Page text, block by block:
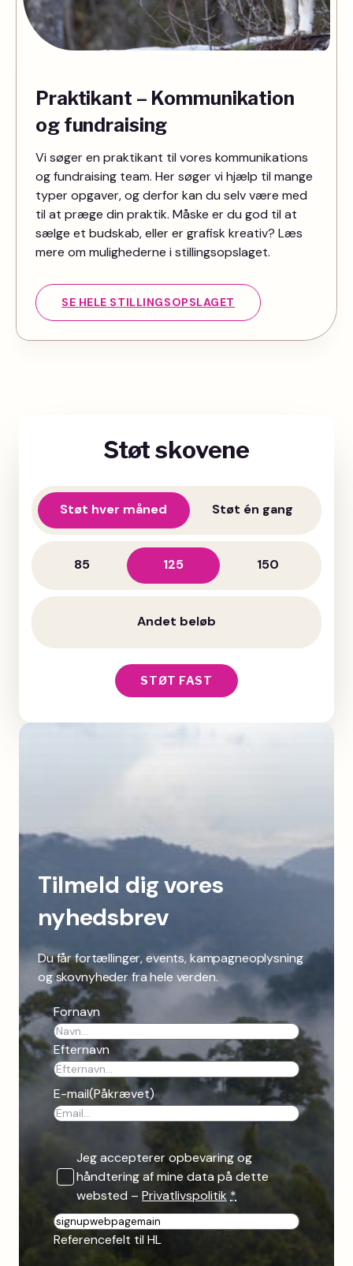
Praktikant – Kommunikation
og fundraising
Vi søger en praktikant til vores kommunikations
og fundraising team. Her søger vi hjælp til mange
typer opgaver, og derfor kan du selv være med
til at præge din praktik. Måske er du god til at
sælge et budskab, eller er grafisk kreativ? Læs
mere om mulighederne i stillingsopslaget.
SE HELE STILLINGSOPSLAGET
Støt skovene
Støt hver måned Støt én gang
85 125 150
STØT FAST
Tilmeld dig vores
nyhedsbrev
Du får fortællinger, events, kampagneoplysning
og skovnyheder fra hele verden.
Fornavn
Efternavn
E-mail(Påkrævet)
Jeg accepterer opbevaring og
håndtering af mine data på dette
websted – Privatlivspolitik *
R
e
Referencefelt til HL